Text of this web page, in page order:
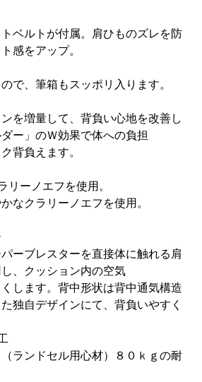
ベルトが付属。肩ひものズレを防
感をアップ。
で、筆箱もスッポリ入ります。
を増量して、背負い心地を改善し
ー」のＷ効果で体への負担
背負えます。
ーノエフを使用。
なクラリーノエフを使用。
ーブレスターを直接体に触れる肩
、クッション内の空気
します。背中形状は背中通気構造
独自デザインにて、背負いやすく
ランドセル用心材）８０ｋｇの耐